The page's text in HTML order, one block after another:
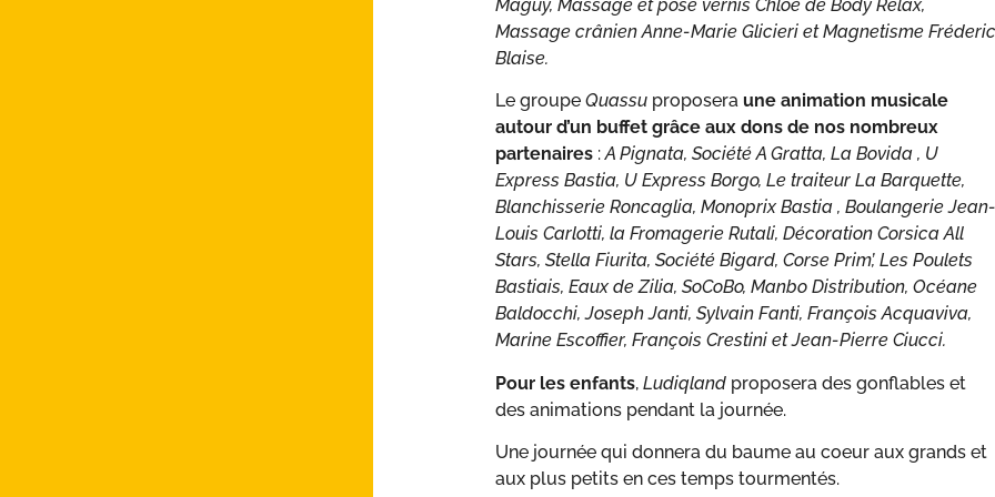
Maguy, Massage et pose vernis Chloé de Body Relax,
Massage crânien Anne-Marie Glicieri et Magnetisme Fréderic
Blaise.
Le groupe Quassu proposera une animation musicale
autour d’un buffet grâce aux dons de nos nombreux
partenaires :A Pignata, Société A Gratta, La Bovida , U
Express Bastia, U Express Borgo, Le traiteur La Barquette,
Blanchisserie Roncaglia, Monoprix Bastia , Boulangerie Jean-
Louis Carlotti, la Fromagerie Rutali, Décoration Corsica All
Stars, Stella Fiurita, Société Bigard, Corse Prim’, Les Poulets
Bastiais, Eaux de Zilia, SoCoBo, Manbo Distribution, Océane
Baldocchi, Joseph Janti, Sylvain Fanti, François Acquaviva,
Marine Escoffier, François Crestini et Jean-Pierre Ciucci.
Pour les enfants, Ludiqland proposera des gonflables et
des animations pendant la journée.
Une journée qui donnera du baume au coeur aux grands et
aux plus petits en ces temps tourmentés.